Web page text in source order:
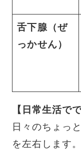
舌下腺（ぜ
っかせん）
【日常生活で
日々のちょっ
を左右します。